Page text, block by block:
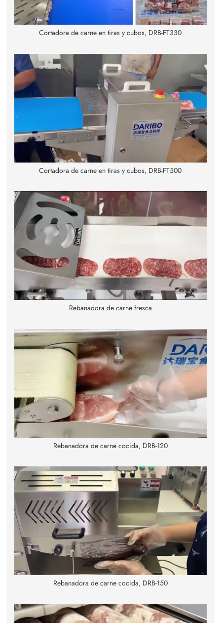
Cortadora de carne en tiras y cubos, DRB-FT330
Cortadora de carne en tiras y cubos, DRB-FT500
Rebanadora de carne fresca
Rebanadora de carne cocida, DRB-120
Rebanadora de carne cocida, DRB-150